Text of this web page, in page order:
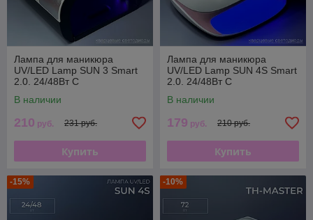
Лампа для маникюра
UV/LED Lamp SUN 3 Smart
2.0. 24/48Вт С
СВЕТОДИОДАМИ
В наличии
210 руб. 231 руб.
Купить
Лампа для маникюра
UV/LED Lamp SUN 4S Smart
2.0. 24/48Вт С
СВЕТОДИОДАМИ РОЗОВАЯ
В наличии
179 руб. 210 руб.
Купить
-15% -10%